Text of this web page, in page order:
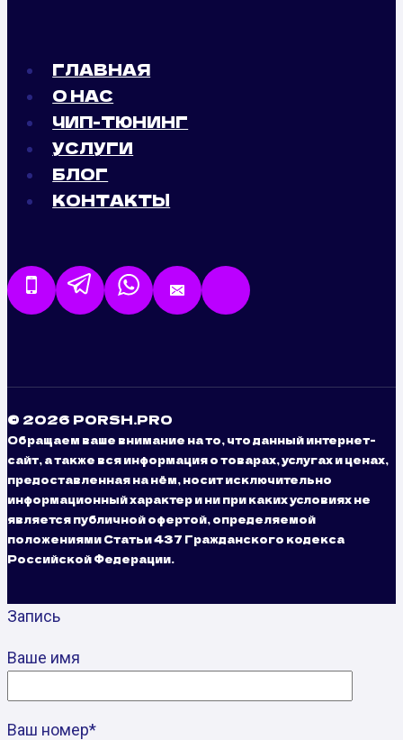
ГЛАВНАЯ
О НАС
ЧИП-ТЮНИНГ
УСЛУГИ
БЛОГ
КОНТАКТЫ
© 2026 PORSH.PRO
Обращаем ваше внимание на то, что данный интернет-
сайт, а также вся информация о товарах, услугах и ценах,
предоставленная на нём, носит исключительно
информационный характер и ни при каких условиях не
является публичной офертой, определяемой
положениями Статьи 437 Гражданского кодекса
Российской Федерации.
Запись
Ваше имя
Ваш номер*